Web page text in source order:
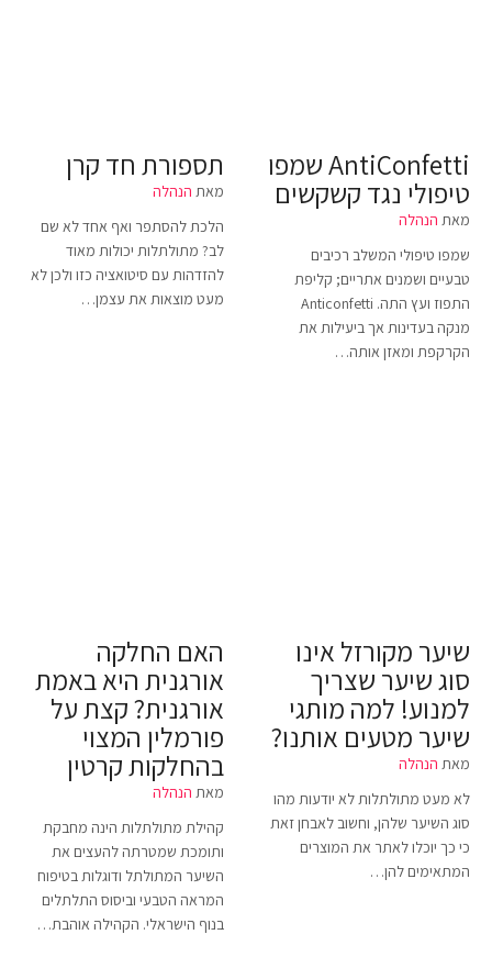
AntiConfetti שמפו
טיפולי נגד קשקשים
מאת הנהלה
שמפו טיפולי המשלב רכיבים
טבעיים ושמנים אתריים; קליפת
התפוז ועץ התה. Anticonfetti
מנקה בעדינות אך ביעילות את
הקרקפת ומאזן אותה…
תספורת חד קרן
מאת הנהלה
הלכת להסתפר ואף אחד לא שם
לב? מתולתלות יכולות מאוד
להזדהות עם סיטואציה כזו ולכן לא
מעט מוצאות את עצמן…
שיער מקורזל אינו
סוג שיער שצריך
למנוע! למה מותגי
שיער מטעים אותנו?
מאת הנהלה
לא מעט מתולתלות לא יודעות מהו
סוג השיער שלהן, וחשוב לאבחן זאת
כי כך יוכלו לאתר את המוצרים
המתאימים להן…
האם החלקה
אורגנית היא באמת
אורגנית? קצת על
פורמלין המצוי
בהחלקות קרטין
מאת הנהלה
קהילת מתולתלות הינה מחבקת
ותומכת שמטרתה להעצים את
השיער המתולתל ודוגלות בטיפוח
המראה הטבעי וביסוס התלתלים
בנוף הישראלי. הקהילה אוהבת…